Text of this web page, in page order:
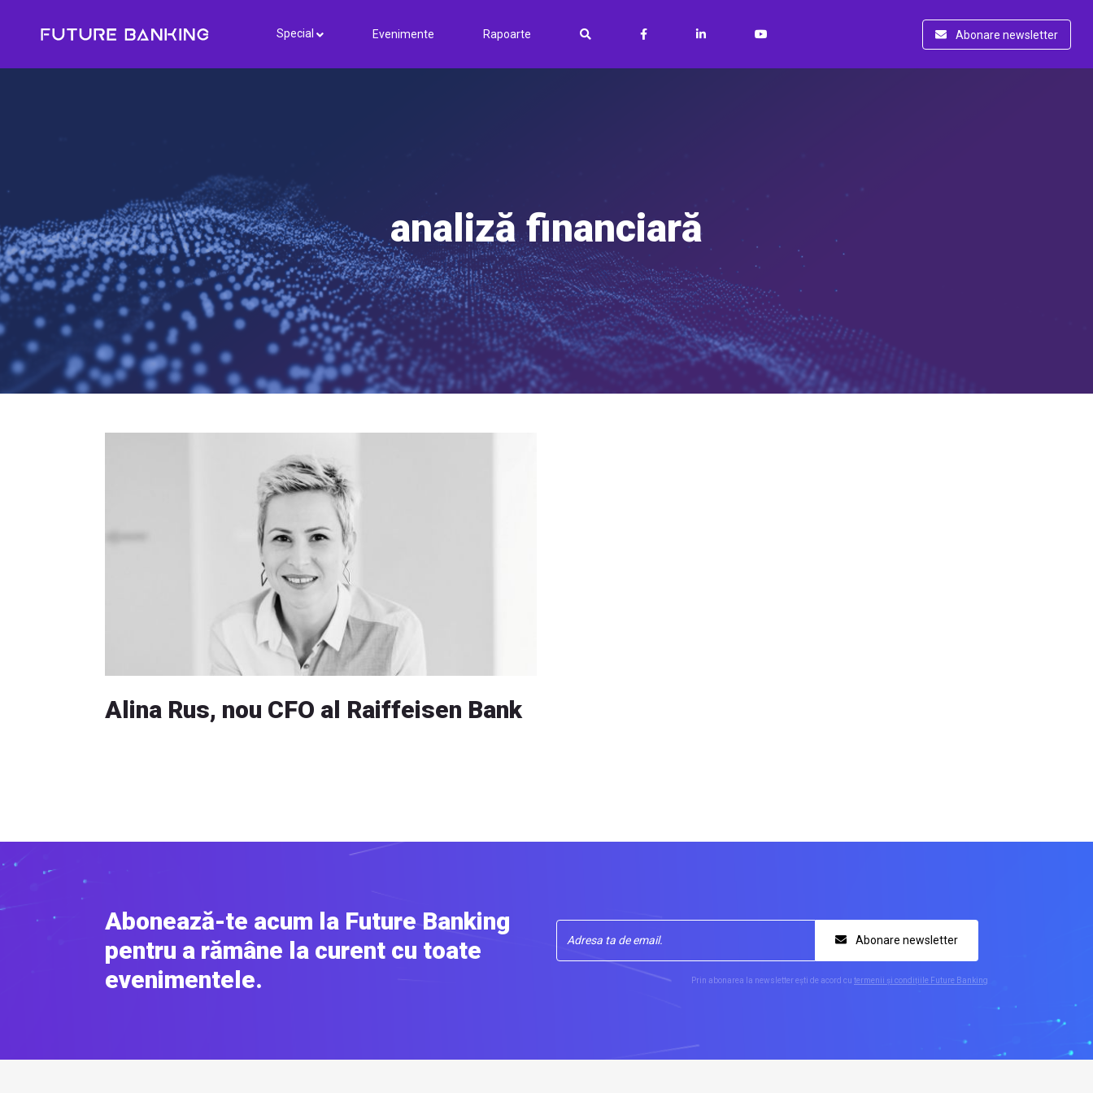
Special Evenimente Rapoarte Abonare newsletter
analiză financiară
Alina Rus, nou CFO al Raiffeisen Bank
Abonează-te acum la Future Banking
pentru a rămâne la curent cu toate
evenimentele.
Abonare newsletter
Prin abonarea la newsletter ești de acord cu termenii și condițiile Future Banking